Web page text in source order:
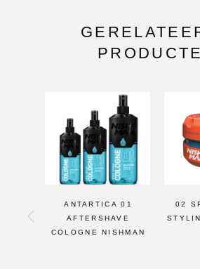
ANTARTICA 01
AFTERSHAVE
COLOGNE NISHMAN
02